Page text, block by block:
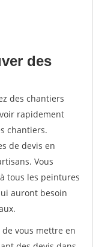
des
des chantiers
rapidement
chantiers.
de devis en
Vous
tous les peintures
auront besoin
vous mettre en